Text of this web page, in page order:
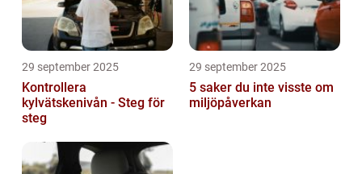
29 september 2025
Kontrollera
kylvätskenivån - Steg för
steg
29 september 2025
5 saker du inte visste om
miljöpåverkan